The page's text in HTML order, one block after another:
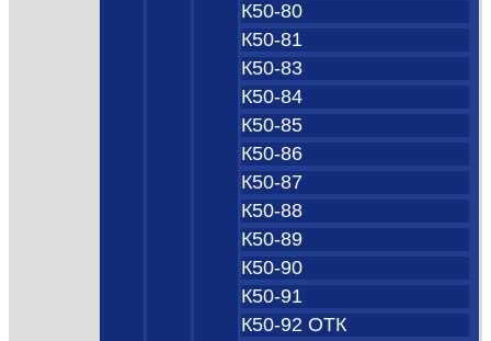
К50-80
К50-81
К50-83
К50-84
К50-85
К50-86
К50-87
К50-88
К50-89
К50-90
К50-91
К50-92 ОТК